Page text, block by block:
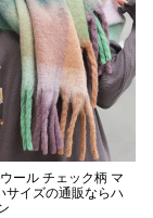
ール チェック柄 マ
サイズの通販ならハ